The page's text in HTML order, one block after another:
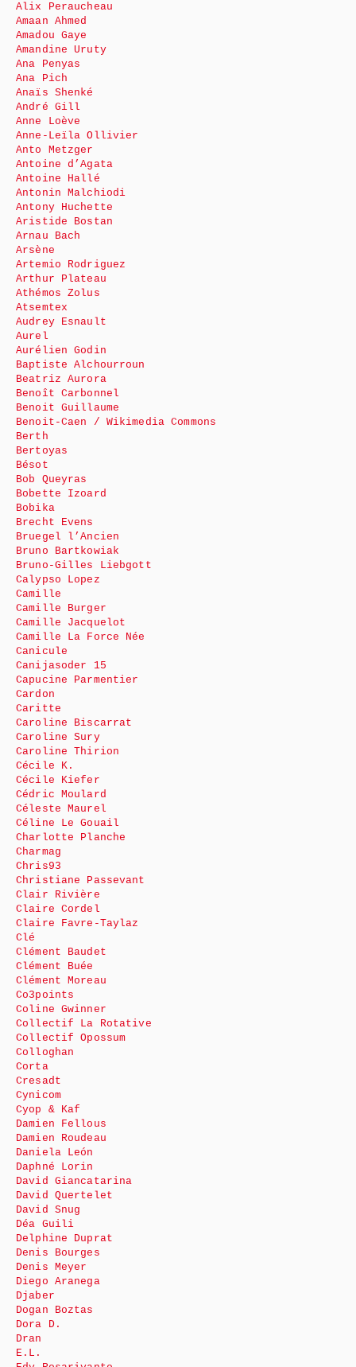
Alix Peraucheau
Amaan Ahmed
Amadou Gaye
Amandine Uruty
Ana Penyas
Ana Pich
Anaïs Shenké
André Gill
Anne Loève
Anne-Leïla Ollivier
Anto Metzger
Antoine d’Agata
Antoine Hallé
Antonin Malchiodi
Antony Huchette
Aristide Bostan
Arnau Bach
Arsène
Artemio Rodriguez
Arthur Plateau
Athémos Zolus
Atsemtex
Audrey Esnault
Aurel
Aurélien Godin
Baptiste Alchourroun
Beatriz Aurora
Benoît Carbonnel
Benoit Guillaume
Benoit-Caen / Wikimedia Commons
Berth
Bertoyas
Bésot
Bob Queyras
Bobette Izoard
Bobika
Brecht Evens
Bruegel l’Ancien
Bruno Bartkowiak
Bruno-Gilles Liebgott
Calypso Lopez
Camille
Camille Burger
Camille Jacquelot
Camille La Force Née
Canicule
Canijasoder 15
Capucine Parmentier
Cardon
Caritte
Caroline Biscarrat
Caroline Sury
Caroline Thirion
Cécile K.
Cécile Kiefer
Cédric Moulard
Céleste Maurel
Céline Le Gouail
Charlotte Planche
Charmag
Chris93
Christiane Passevant
Clair Rivière
Claire Cordel
Claire Favre-Taylaz
Clé
Clément Baudet
Clément Buée
Clément Moreau
Co3points
Coline Gwinner
Collectif La Rotative
Collectif Opossum
Colloghan
Corta
Cresadt
Cynicom
Cyop & Kaf
Damien Fellous
Damien Roudeau
Daniela León
Daphné Lorin
David Giancatarina
David Quertelet
David Snug
Déa Guili
Delphine Duprat
Denis Bourges
Denis Meyer
Diego Aranega
Djaber
Dogan Boztas
Dora D.
Dran
E.L.